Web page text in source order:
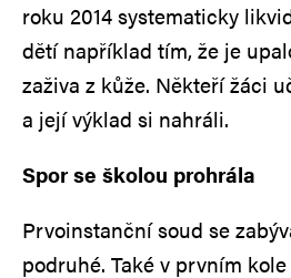
roku 2014 systematicky
dětí například tím, že je
zaživa z kůže. Někteří žáci
a její výklad si nahráli.
Spor se školou prohrála
Prvoinstanční soud se
podruhé. Také v prvním